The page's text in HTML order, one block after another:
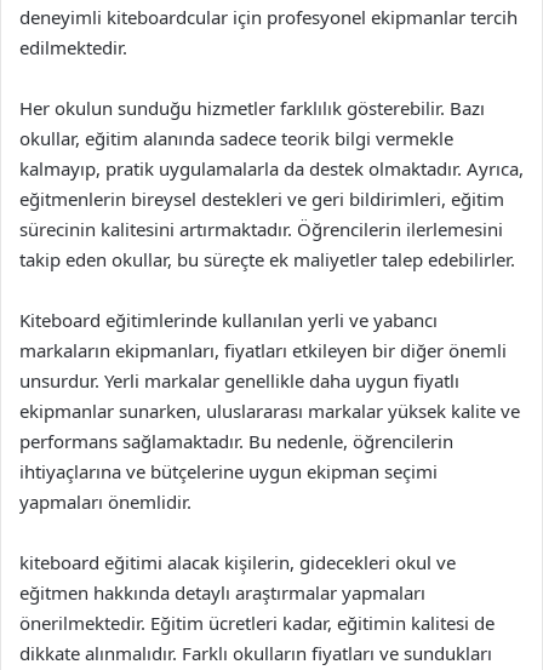
deneyimli kiteboardcular için profesyonel ekipmanlar tercih
edilmektedir.
Her okulun sunduğu hizmetler farklılık gösterebilir. Bazı
okullar, eğitim alanında sadece teorik bilgi vermekle
kalmayıp, pratik uygulamalarla da destek olmaktadır. Ayrıca,
eğitmenlerin bireysel destekleri ve geri bildirimleri, eğitim
sürecinin kalitesini artırmaktadır. Öğrencilerin ilerlemesini
takip eden okullar, bu süreçte ek maliyetler talep edebilirler.
Kiteboard eğitimlerinde kullanılan yerli ve yabancı
markaların ekipmanları, fiyatları etkileyen bir diğer önemli
unsurdur. Yerli markalar genellikle daha uygun fiyatlı
ekipmanlar sunarken, uluslararası markalar yüksek kalite ve
performans sağlamaktadır. Bu nedenle, öğrencilerin
ihtiyaçlarına ve bütçelerine uygun ekipman seçimi
yapmaları önemlidir.
kiteboard eğitimi alacak kişilerin, gidecekleri okul ve
eğitmen hakkında detaylı araştırmalar yapmaları
önerilmektedir. Eğitim ücretleri kadar, eğitimin kalitesi de
dikkate alınmalıdır. Farklı okulların fiyatları ve sundukları